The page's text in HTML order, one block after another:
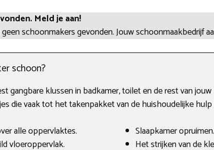
Meld je aan!
schoonmakers gevonden. Jouw schoonmaakbedrijf
schoon?
gangbare klussen in badkamer, toilet en de rest van
die vaak tot het takenpakket van de huishoudelijke hulp
alle oppervlaktes.
vloeroppervlak.
Slaapkamer opruimen.
Het strijken van de